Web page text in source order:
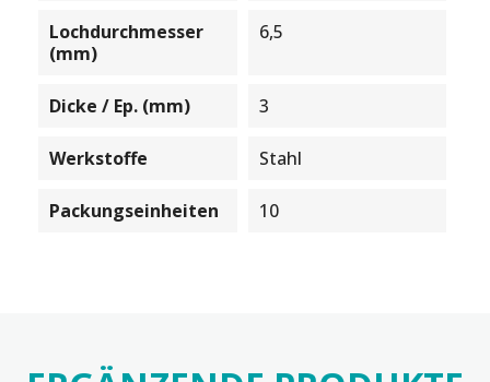
Lochdurchmesser
(mm)
6,5
Dicke / Ep. (mm) 3
Werkstoffe Stahl
Packungseinheiten 10